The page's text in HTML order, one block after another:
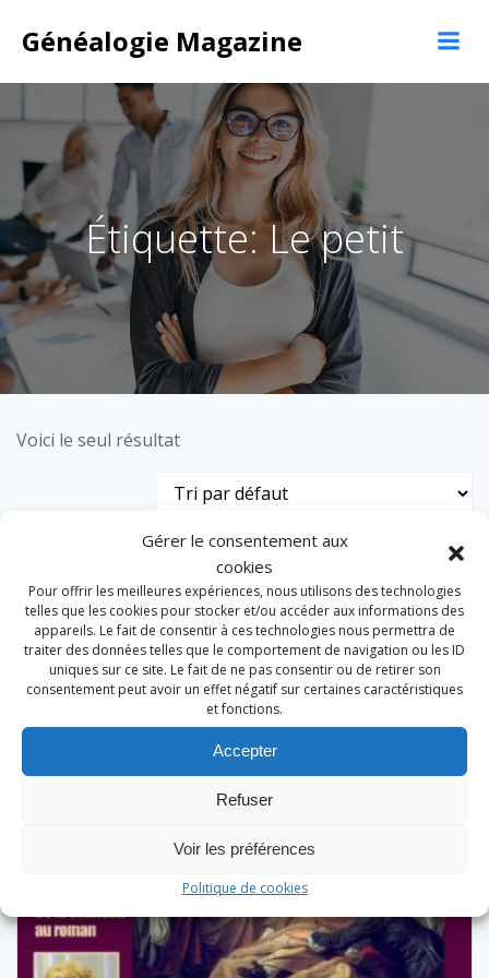
Gérer le consentement aux
cookies
Pour offrir les meilleures expériences, nous utilisons des technologies
telles que les cookies pour stocker et/ou accéder aux informations des
appareils. Le fait de consentir à ces technologies nous permettra de
traiter des données telles que le comportement de navigation ou les ID
uniques sur ce site. Le fait de ne pas consentir ou de retirer son
consentement peut avoir un effet négatif sur certaines caractéristiques
et fonctions.
Accepter
Refuser
Voir les préférences
Politique de cookies
au
contenu
Généalogie Magazine
Étiquette: Le petit
Voici le seul résultat